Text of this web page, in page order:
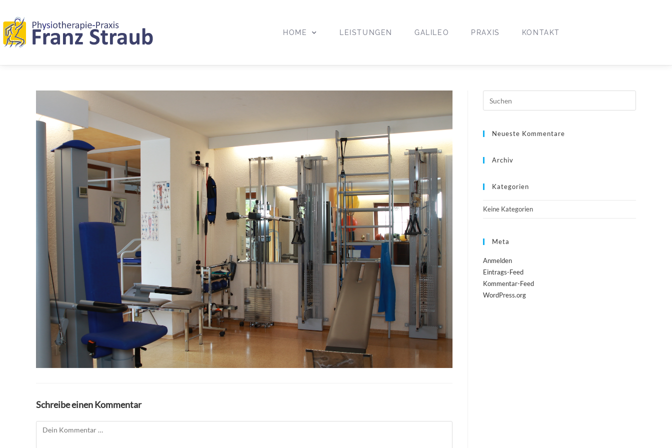
HOME LEISTUNGEN GALILEO PRAXIS KONTAKT
Schreibe einen Kommentar
Neueste Kommentare
Archiv
Kategorien
Keine Kategorien
Meta
Anmelden
Eintrags-Feed
Kommentar-Feed
WordPress.org